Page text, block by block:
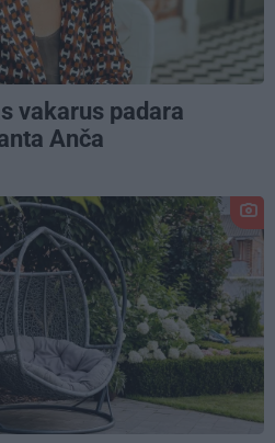
vakarus padara
Anča